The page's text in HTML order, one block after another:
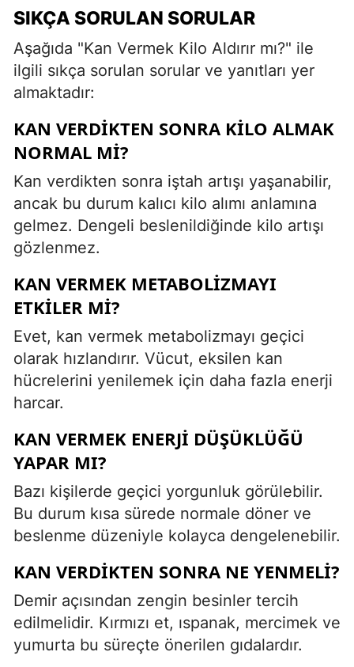
SIKÇA SORULAN SORULAR
Aşağıda "Kan Vermek Kilo Aldırır mı?" ile
ilgili sıkça sorulan sorular ve yanıtları yer
almaktadır:
KAN VERDIKTEN SONRA KILO ALMAK
NORMAL MI?
Kan verdikten sonra iştah artışı yaşanabilir,
ancak bu durum kalıcı kilo alımı anlamına
gelmez. Dengeli beslenildiğinde kilo artışı
gözlenmez.
KAN VERMEK METABOLIZMAYI
ETKILER MI?
Evet, kan vermek metabolizmayı geçici
olarak hızlandırır. Vücut, eksilen kan
hücrelerini yenilemek için daha fazla enerji
harcar.
KAN VERMEK ENERJI DÜŞÜKLÜĞÜ
YAPAR MI?
Bazı kişilerde geçici yorgunluk görülebilir.
Bu durum kısa sürede normale döner ve
beslenme düzeniyle kolayca dengelenebilir.
KAN VERDIKTEN SONRA NE YENMELI?
Demir açısından zengin besinler tercih
edilmelidir. Kırmızı et, ıspanak, mercimek ve
yumurta bu süreçte önerilen gıdalardır.